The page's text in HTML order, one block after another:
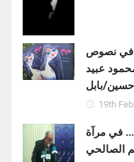
في نصوص
عبيد
حسين/بابل
19th
في مرآة
الصالحي